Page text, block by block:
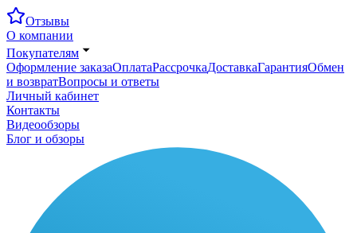
Отзывы
О компании
Покупателям
Оформление заказаОплатаРассрочкаДоставкаГарантияОбмен
и возвратВопросы и ответы
Личный кабинет
Контакты
Видеообзоры
Блог и обзоры